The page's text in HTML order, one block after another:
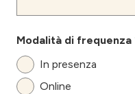
Modalità di frequenza
In presenza
Online